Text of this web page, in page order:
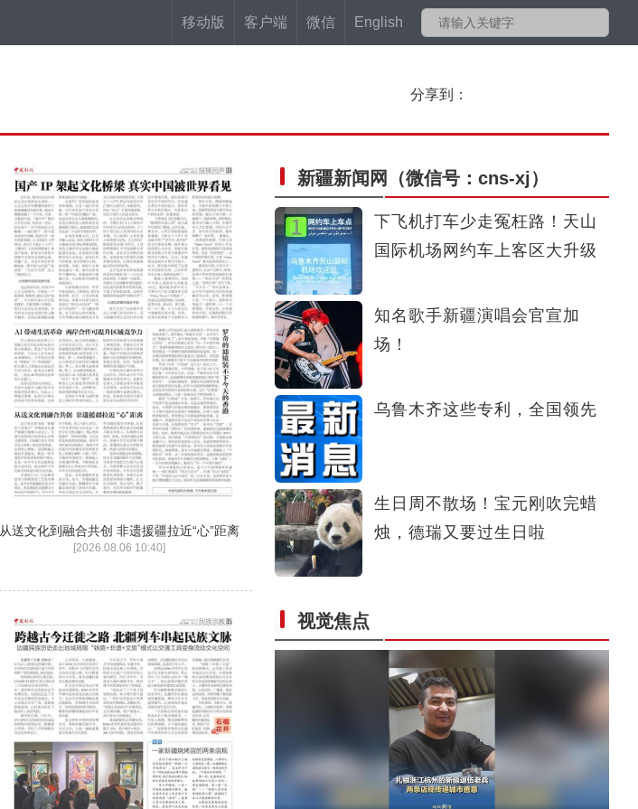
移动版
客户端 微信 English
分享到：
从送文化到融合共创 非遗援疆拉近“心”距离
[2026.08.06 10:40]
新疆新闻网 （微信号：cns-xj）
下飞机打车少走冤枉路！天山
国际机场网约车上客区大升级
知名歌手新疆演唱会官宣加
场！
乌鲁木齐这些专利，全国领先
生日周不散场！宝元刚吹完蜡
烛，德瑞又要过生日啦
视觉焦点
盛夏割草忙 新疆多地机械化收割备足牲畜越冬“口粮”
全国青少年女子足球民族团结友谊赛在新疆开赛
新疆轮台：车辆失控坠渠孕妇被困，民辅警用木板搭起“生